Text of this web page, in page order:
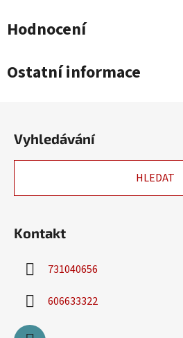
Hodnocení
Ostatní informace
Vyhledávání
HLEDAT
Kontakt
731040656
606633322